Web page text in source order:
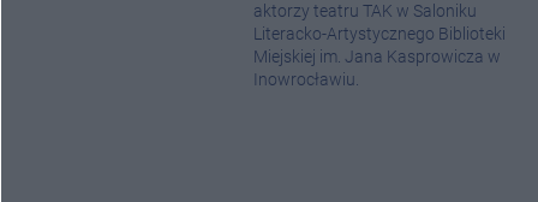
aktorzy teatru TAK w Saloniku
Literacko-Artystycznego Biblioteki
Miejskiej im. Jana Kasprowicza w
Inowrocławiu.